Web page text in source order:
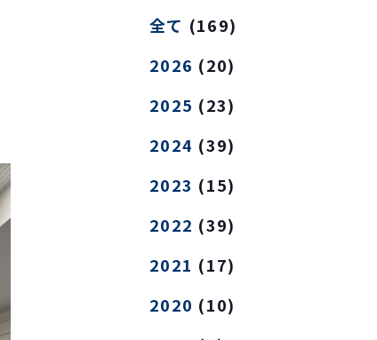
全て (169)
2026 (20)
2025 (23)
2024 (39)
2023 (15)
2022 (39)
2021 (17)
2020 (10)